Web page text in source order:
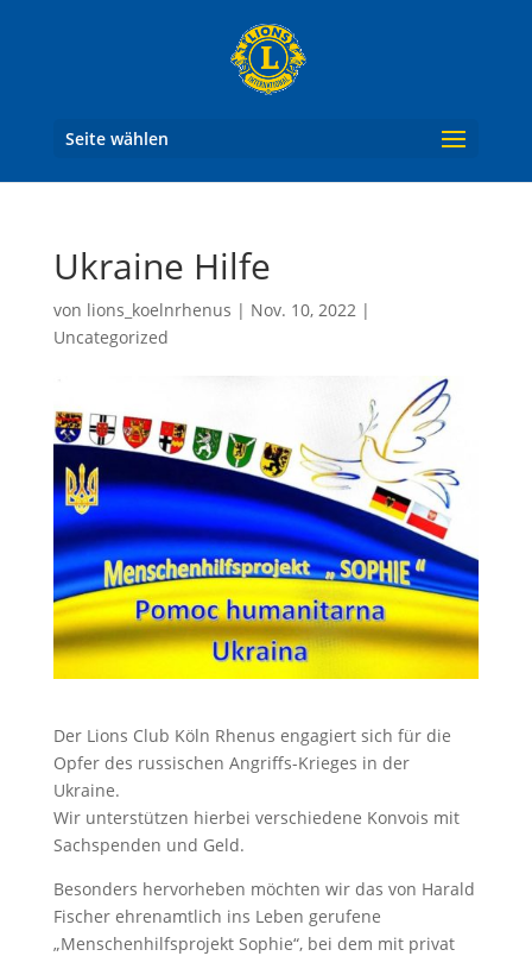
Seite wählen
Ukraine Hilfe
von lions_koelnrhenus | Nov. 10, 2022|
Uncategorized
Der Lions Club Köln Rhenus engagiert sich für die
Opfer des russischen Angriffs-Krieges in der
Ukraine.
Wir unterstützen hierbei verschiedene Konvois mit
Sachspenden und Geld.
Besonders hervorheben möchten wir das von Harald
Fischer ehrenamtlich ins Leben gerufene
„Menschenhilfsprojekt Sophie“, bei dem mit privat